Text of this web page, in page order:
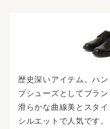
歴史深いアイテム。ハ
プシューズとしてブラ
滑らかな曲線美とスタ
シルエットで人気です。